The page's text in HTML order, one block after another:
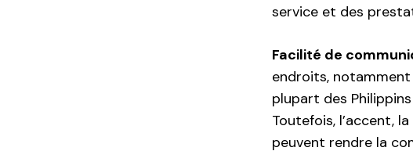
service et des
Facilité de
endroits, notamment
plupart des
Toutefois, l’accent,
peuvent rendre la